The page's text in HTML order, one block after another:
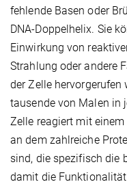
fehlende Basen oder
DNA-Doppelhelix. Sie
Einwirkung von
Strahlung oder andere
der Zelle
tausende von Malen in
Zelle reagiert mit
an dem zahlreiche
sind, die spezifisch die
damit die